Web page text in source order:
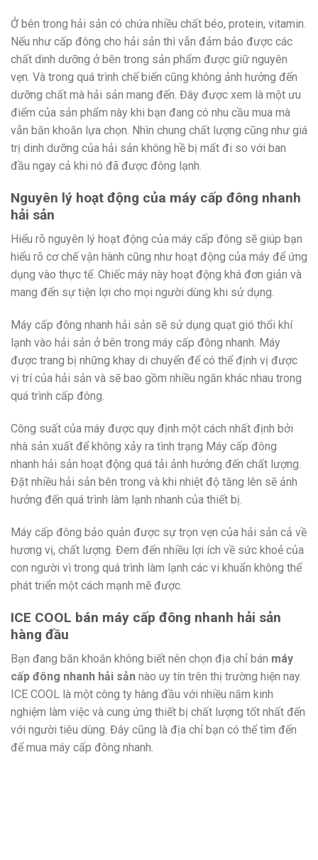
Ở bên trong hải sản có chứa nhiều chất béo, protein, vitamin.
Nếu như cấp đông cho hải sản thì vẫn đảm bảo được các
chất dinh dưỡng ở bên trong sản phẩm được giữ nguyên
vẹn. Và trong quá trình chế biến cũng không ảnh hưởng đến
dưỡng chất mà hải sản mang đến. Đây được xem là một ưu
điểm của sản phẩm này khi bạn đang có nhu cầu mua mà
vẫn băn khoăn lựa chọn. Nhìn chung chất lượng cũng như giá
trị dinh dưỡng của hải sản không hề bị mất đi so với ban
đầu ngay cả khi nó đã được đông lạnh.
Nguyên lý hoạt động của máy cấp đông nhanh
hải sản
Hiểu rõ nguyên lý hoạt động của máy cấp đông sẽ giúp bạn
hiểu rõ cơ chế vận hành cũng như hoạt động của máy để ứng
dụng vào thực tế. Chiếc máy này hoạt động khá đơn giản và
mang đến sự tiện lợi cho mọi người dùng khi sử dụng.
Máy cấp đông nhanh hải sản sẽ sử dụng quạt gió thổi khí
lạnh vào hải sản ở bên trong máy cấp đông nhanh. Máy
được trang bị những khay di chuyển để có thể định vị được
vị trí của hải sản và sẽ bao gồm nhiều ngăn khác nhau trong
quá trình cấp đông.
Công suất của máy được quy định một cách nhất định bởi
nhà sản xuất để không xảy ra tình trạng Máy cấp đông
nhanh hải sản hoạt động quá tải ảnh hưởng đến chất lượng.
Đặt nhiều hải sản bên trong và khi nhiệt độ tăng lên sẽ ảnh
hưởng đến quá trình làm lạnh nhanh của thiết bị.
Máy cấp đông bảo quản được sự trọn vẹn của hải sản cả về
hương vị, chất lượng. Đem đến nhiều lợi ích về sức khoẻ của
con người vì trong quá trình làm lạnh các vi khuẩn không thể
phát triển một cách mạnh mẽ được.
ICE COOL bán máy cấp đông nhanh hải sản
hàng đầu
Bạn đang băn khoăn không biết nên chọn địa chỉ bán máy
cấp đông nhanh hải sản nào uy tín trên thị trường hiện nay.
ICE COOL là một công ty hàng đầu với nhiều năm kinh
nghiệm làm việc và cung ứng thiết bị chất lượng tốt nhất đến
với người tiêu dùng. Đây cũng là địa chỉ bạn có thể tìm đến
để mua máy cấp đông nhanh.